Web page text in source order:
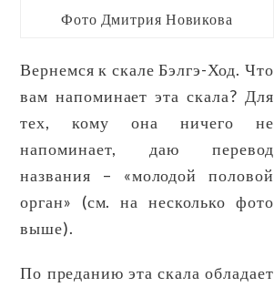
Фото Дмитрия Новикова
Вернемся к скале Бэлгэ-Ход. Что
вам напоминает эта скала? Для
тех, кому она ничего не
напоминает, даю перевод
названия – «молодой половой
орган» (см. на несколько фото
выше).
По преданию эта скала обладает